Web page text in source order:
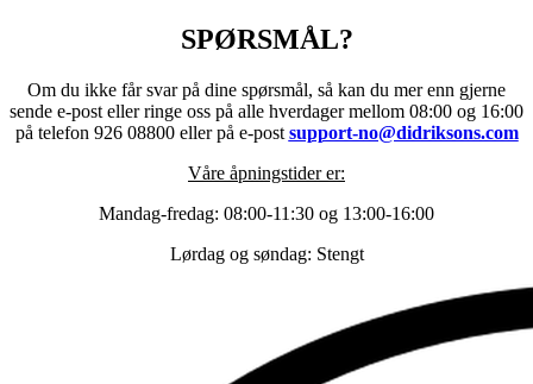
SPØRSMÅL?
Om du ikke får svar på dine spørsmål, så kan du mer enn gjerne
sende e-post eller ringe oss på alle hverdager mellom 08:00 og 16:00
på telefon 926 08800 eller på e-post support-no@didriksons.com
Våre åpningstider er:
Mandag-fredag: 08:00-11:30 og 13:00-16:00
Lørdag og søndag: Stengt